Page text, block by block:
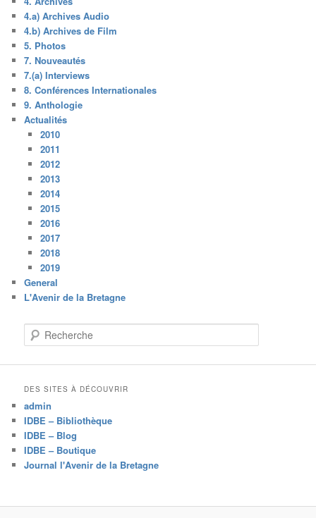
4.a) Archives Audio
4.b) Archives de Film
5. Photos
7. Nouveautés
7.(a) Interviews
8. Conférences Internationales
9. Anthologie
Actualités
2010
2011
2012
2013
2014
2015
2016
2017
2018
2019
General
L'Avenir de la Bretagne
e
e
c
h
e
DES SITES À DÉCOUVRIR
admin
IDBE – Bibliothèque
IDBE – Blog
IDBE – Boutique
Journal l'Avenir de la Bretagne